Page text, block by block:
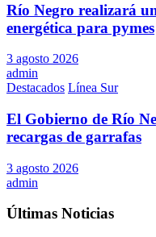
Río Negro realizará
energética para pymes
3 agosto 2026
admin
Destacados Línea Sur
El Gobierno de Río
recargas de garrafas
3 agosto 2026
admin
Últimas Noticias